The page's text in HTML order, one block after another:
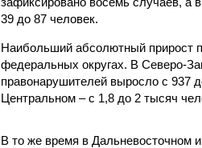
39 до 87 человек.
Наибольший абсолютный прирост
федеральных округах. В Северо-
правонарушителей выросло с 937
Центральном – с 1,8 до 2 тысяч
В то же время в Дальневосточном